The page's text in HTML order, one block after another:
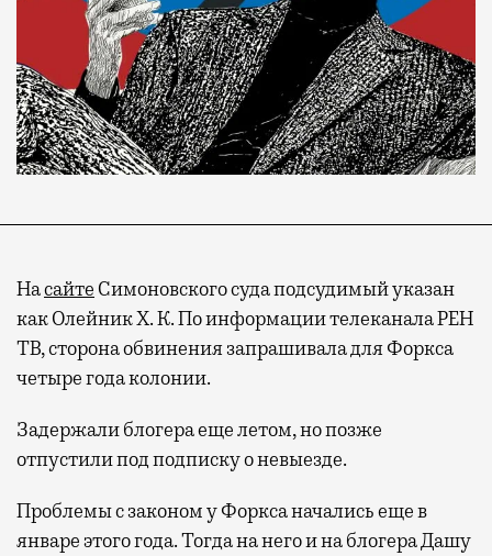
Насайте Симоновского суда подсудимый указан
как Олейник Х. К. По информации телеканала РЕН
ТВ, сторона обвинения запрашивала для Форкса
четыре года колонии.
Задержали блогера еще летом, но позже
отпустили под подписку о невыезде.
Проблемы с законом у Форкса начались еще в
январе этого года. Тогда на него и на блогера Дашу